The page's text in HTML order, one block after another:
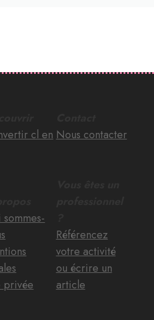
cl en
sommes-
privée
Nous contacter
Référencez
votre activité
ou écrire un
article